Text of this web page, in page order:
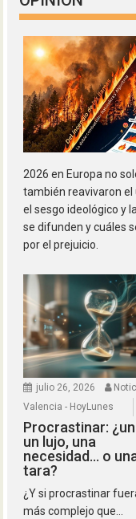
2026 en Europa no
también reavivaron el
el sesgo ideológico y
se difunden y cuáles
por el prejuicio.
julio 26, 2026
Valencia - HoyLunes
Procrastinar:
un lujo, una
necesidad… o
tara?
¿Y si procrastinar
más complejo que...